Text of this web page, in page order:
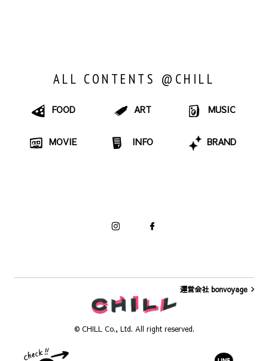
ALL CONTENTS @CHILL
FOOD ART MUSIC
MOVIE INFO BRAND
運営会社 bonvoyage
© CHILL Co., Ltd. All right reserved.